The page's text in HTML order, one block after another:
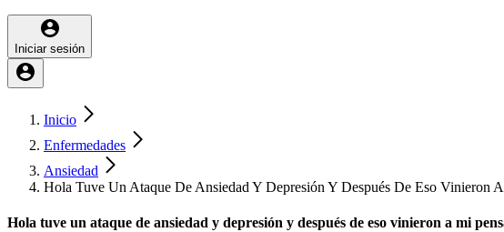
Iniciar sesión
Inicio
Enfermedades
Ansiedad
Hola Tuve Un Ataque De Ansiedad Y Depresión Y Después De Eso Vinieron
Hola tuve un ataque de ansiedad y depresión y después de eso vinieron a mi